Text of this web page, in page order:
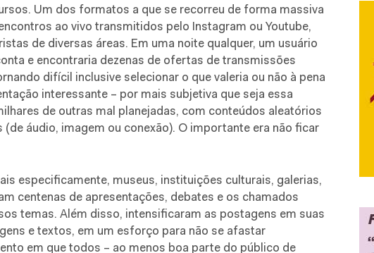
Um dos formatos a que se recorreu de forma massiva
ao vivo transmitidos pelo Instagram ou Youtube,
de diversas áreas. Em uma noite qualquer, um usuário
e encontraria dezenas de ofertas de transmissões
difícil inclusive selecionar o que valeria ou não à pena
interessante – por mais subjetiva que seja essa
de outras mal planejadas, com conteúdos aleatórios
áudio, imagem ou conexão). O importante era não ficar
especificamente, museus, instituições culturais, galerias,
centenas de apresentações, debates e os chamados
temas. Além disso, intensificaram as postagens em suas
e textos, em um esforço para não se afastar
em que todos – ao menos boa parte do público de